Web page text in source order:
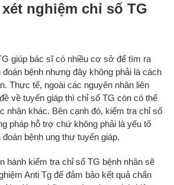
nghiệm chỉ số TG
giúp bác sĩ có nhiều cơ sở để tìm ra
bệnh nhưng đây không phải là cách
Thực tế, ngoài các nguyên nhân liên
về tuyến giáp thì chỉ số TG còn có thể
nhân khác. Bên cạnh đó, kiểm tra chỉ số
pháp hỗ trợ chứ không phải là yếu tố
bệnh ung thư tuyến giáp.
hành kiểm tra chỉ số TG bệnh nhân sẽ
Anti Tg để đảm bảo kết quả chẩn